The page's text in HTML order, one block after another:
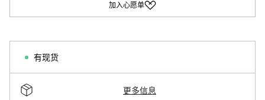
加入心愿单
有现货
更多信息